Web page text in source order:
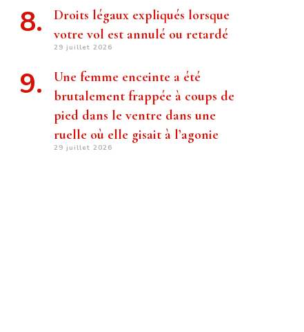
Droits légaux expliqués lorsque
votre vol est annulé ou retardé
29 juillet 2026
Une femme enceinte a été
brutalement frappée à coups de
pied dans le ventre dans une
ruelle où elle gisait à l’agonie
29 juillet 2026